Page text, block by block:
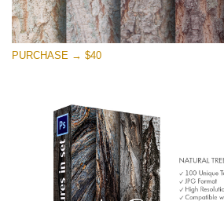
Large 6000*4000px
Free download
PURCHASE → $40